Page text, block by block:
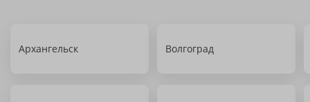
Архангельск Волгоград